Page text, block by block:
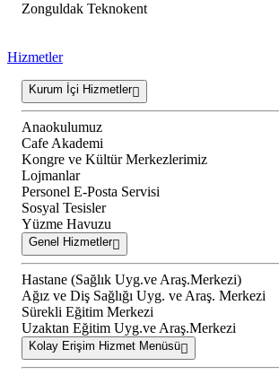
Zonguldak Teknokent
Hizmetler
Kurum İçi Hizmetler
Anaokulumuz
Cafe Akademi
Kongre ve Kültür Merkezlerimiz
Lojmanlar
Personel E-Posta Servisi
Sosyal Tesisler
Yüzme Havuzu
Genel Hizmetler
Hastane (Sağlık Uyg.ve Araş.Merkezi)
Ağız ve Diş Sağlığı Uyg. ve Araş. Merkezi
Sürekli Eğitim Merkezi
Uzaktan Eğitim Uyg.ve Araş.Merkezi
Kolay Erişim Hizmet Menüsü